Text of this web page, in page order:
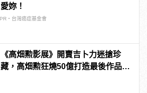
愛妳！
PR・台灣癌症基金會
《高畑勲影展》開賣吉卜力迷搶珍
藏，高畑勲狂燒50億打造最後作品